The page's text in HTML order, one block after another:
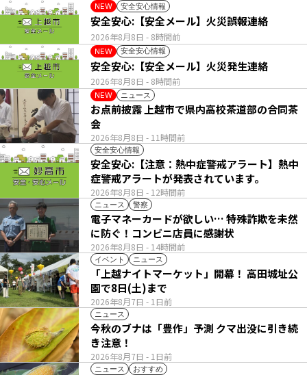
NEW 安全安心情報
2026年8月8日 - 8時間前
安全安心:【安全メール】火災誤報連絡
NEW 安全安心情報
2026年8月8日 - 8時間前
安全安心:【安全メール】火災発生連絡
NEW ニュース
2026年8月8日 - 11時間前
お点前披露 上越市で県内高校茶道部の合同茶
会
安全安心情報
2026年8月8日 - 12時間前
安全安心:【注意：熱中症警戒アラート】熱中
症警戒アラートが発表されています。
ニュース 警察
2026年8月8日 - 14時間前
電子マネーカードが欲しい… 特殊詐欺を未然
に防ぐ！コンビニ店員に感謝状
イベント ニュース
2026年8月7日 - 1日前
「上越ナイトマーケット」開幕！ 高田城址公
園で8日(土)まで
ニュース
2026年8月7日 - 1日前
今秋のブナは「豊作」予測 クマ出没に引き続
き注意！
ニュース おすすめ